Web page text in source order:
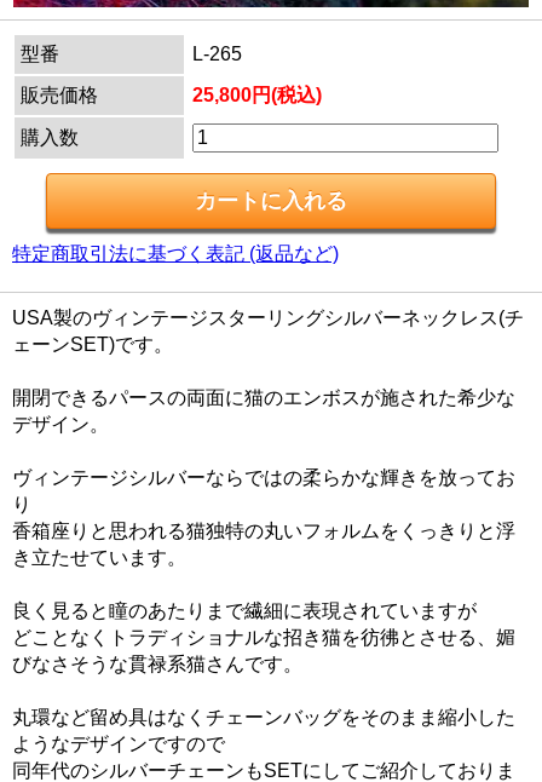
型番
L-265
販売価格
25,800円(税込)
購入数
特定商取引法に基づく表記 (返品など)
USA製のヴィンテージスターリングシルバーネックレス(チ
ェーンSET)です。
開閉できるパースの両面に猫のエンボスが施された希少な
デザイン。
ヴィンテージシルバーならではの柔らかな輝きを放ってお
り
香箱座りと思われる猫独特の丸いフォルムをくっきりと浮
き立たせています。
良く見ると瞳のあたりまで繊細に表現されていますが
どことなくトラディショナルな招き猫を彷彿とさせる、媚
びなさそうな貫禄系猫さんです。
丸環など留め具はなくチェーンバッグをそのまま縮小した
ようなデザインですので
同年代のシルバーチェーンもSETにしてご紹介しておりま